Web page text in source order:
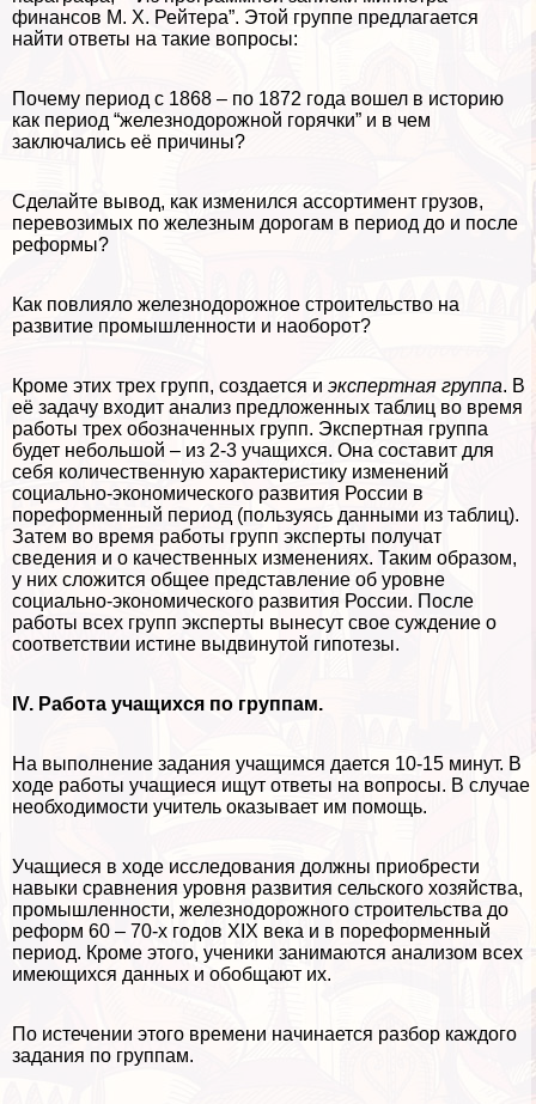
финансов М. Х. Рейтера”. Этой группе предлагается
найти ответы на такие вопросы:
Почему период с 1868 – по 1872 года вошел в историю
как период “железнодорожной горячки” и в чем
заключались её причины?
Сделайте вывод, как изменился ассортимент грузов,
перевозимых по железным дорогам в период до и после
реформы?
Как повлияло железнодорожное строительство на
развитие промышленности и наоборот?
Кроме этих трех групп, создается и экспертная группа. В
её задачу входит анализ предложенных таблиц во время
работы трех обозначенных групп. Экспертная группа
будет небольшой – из 2-3 учащихся. Она составит для
себя количественную хаpaктеристику изменений
социально-экономического развития России в
пореформенный период (пользуясь данными из таблиц).
Затем во время работы групп эксперты получат
сведения и о качественных изменениях. Таким образом,
у них сложится общее представление об уровне
социально-экономического развития России. После
работы всех групп эксперты вынесут свое суждение о
соответствии истине выдвинутой гипотезы.
IV. Работа учащихся по группам.
На выполнение задания учащимся дается 10-15 минут. В
ходе работы учащиеся ищут ответы на вопросы. В случае
необходимости учитель оказывает им помощь.
Учащиеся в ходе исследования должны приобрести
навыки сравнения уровня развития сельского хозяйства,
промышленности, железнодорожного строительства до
реформ 60 – 70-х годов XIX века и в пореформенный
период. Кроме этого, ученики занимаются анализом всех
имеющихся данных и обобщают их.
По истечении этого времени начинается разбор каждого
задания по группам.